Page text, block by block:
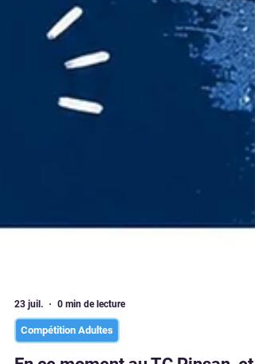
23 juil. 0 min de lecture